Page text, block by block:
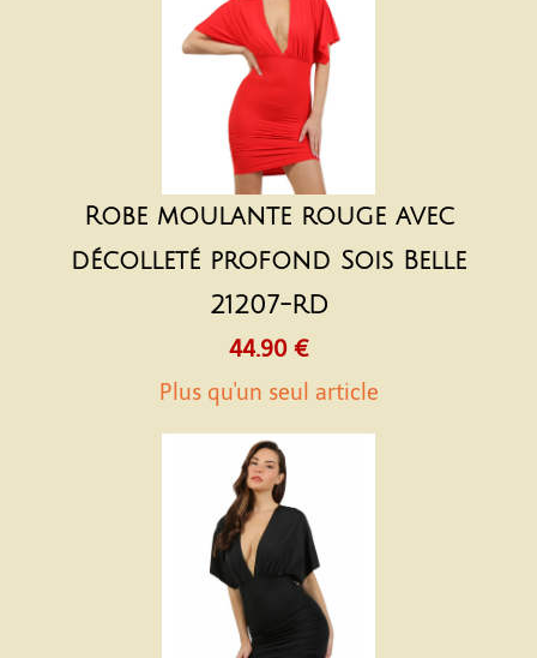
Robe moulante rouge avec
décolleté profond Sois Belle
21207-RD
44.90 €
Plus qu'un seul article